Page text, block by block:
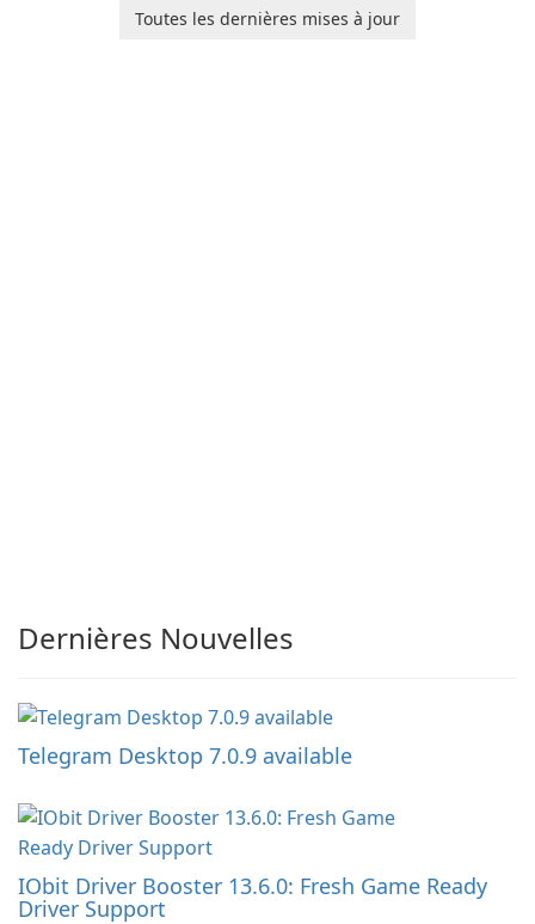
individuals and teamsToutes les dernières mises à jour
Dernières Nouvelles
Telegram Desktop 7.0.9 available
IObit Driver Booster 13.6.0: Fresh Game Ready
Driver Support